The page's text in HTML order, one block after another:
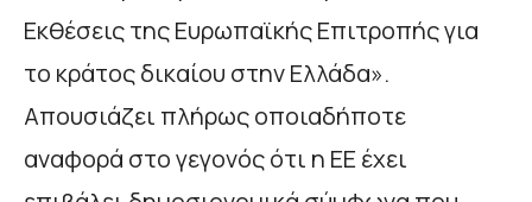
Εκθέσεις της Ευρωπαϊκής Επιτροπής για
το κράτος δικαίου στην Ελλάδα».
Απουσιάζει πλήρως οποιαδήποτε
αναφορά στο γεγονός ότι η ΕΕ έχει